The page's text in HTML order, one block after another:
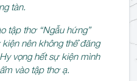
tàn.
tập thơ “Ngẫu hứng”
nên không thể đăng
vọng hết sự kiện mình
vào tập thơ ạ.